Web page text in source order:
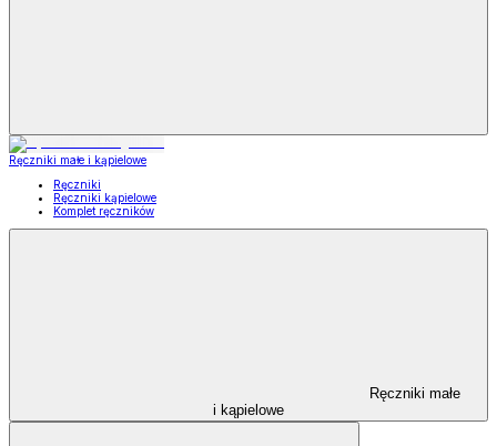
Ręczniki małe i kąpielowe
Ręczniki
Ręczniki kąpielowe
Komplet ręczników
Ręczniki małe
i kąpielowe